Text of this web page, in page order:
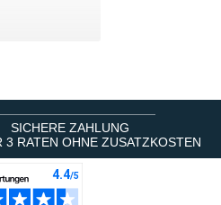
SICHERE ZAHLUNG
3 RATEN OHNE ZUSATZKOSTEN